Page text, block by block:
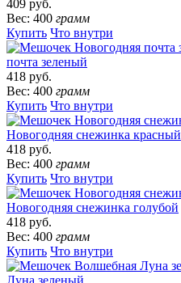
409 руб.
Вес: 400 грамм
Купить Что внутри
почта зеленый
418 руб.
Вес: 400 грамм
Купить Что внутри
Новогодняя снежинка красный
418 руб.
Вес: 400 грамм
Купить Что внутри
Новогодняя снежинка голубой
418 руб.
Вес: 400 грамм
Купить Что внутри
Луна зеленый